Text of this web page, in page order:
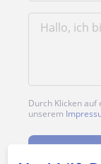
Durch Klicken auf
unserem